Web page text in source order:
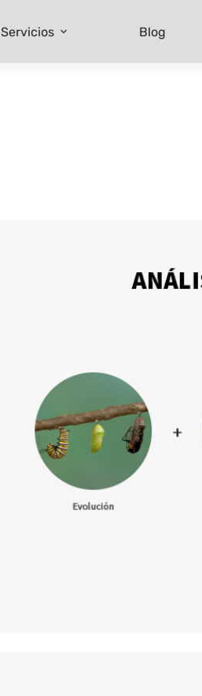
Servicios Blog